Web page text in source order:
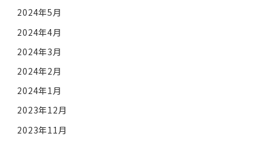
2024年5月
2024年4月
2024年3月
2024年2月
2024年1月
2023年12月
2023年11月